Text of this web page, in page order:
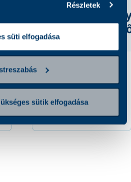
Részletek
süti elfogadása
sütik elfogadása
Neisseria gonorhoeae
tenyésztés genitális